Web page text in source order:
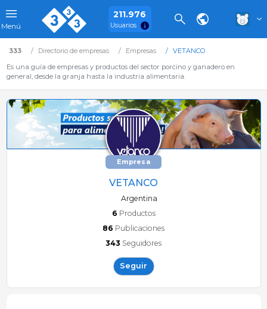
Menú
211.976
Usuarios
333 Directorio de empresas Empresas
VETANCO
Es una guía de empresas y productos del sector porcino y ganadero en
general, desde la granja hasta la industria alimentaria.
Empresa
VETANCO
Argentina
6 Productos
86 Publicaciones
343 Seguidores
Seguir